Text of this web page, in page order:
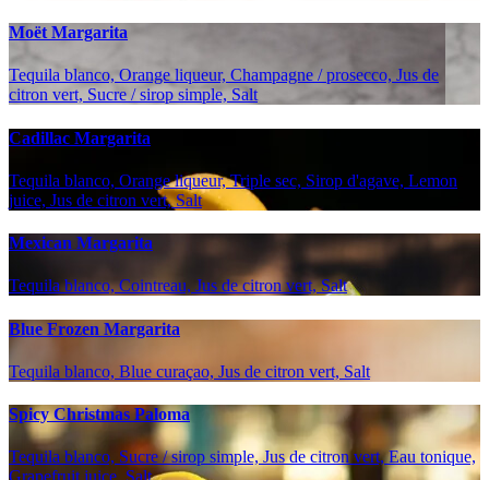
Moët Margarita
Tequila blanco, Orange liqueur, Champagne / prosecco, Jus de
citron vert, Sucre / sirop simple, Salt
Cadillac Margarita
Tequila blanco, Orange liqueur, Triple sec, Sirop d'agave, Lemon
juice, Jus de citron vert, Salt
Mexican Margarita
Tequila blanco, Cointreau, Jus de citron vert, Salt
Blue Frozen Margarita
Tequila blanco, Blue curaçao, Jus de citron vert, Salt
Spicy Christmas Paloma
Tequila blanco, Sucre / sirop simple, Jus de citron vert, Eau tonique,